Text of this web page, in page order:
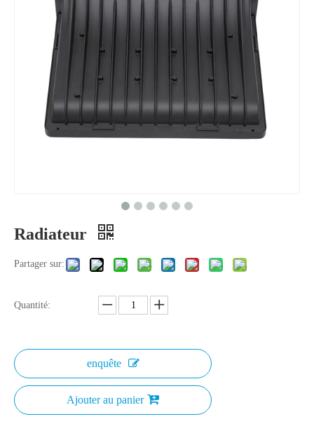
Radiateur
Partager sur:
Quantité:
enquête
Ajouter au panier